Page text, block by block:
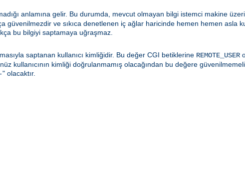
anlamına gelir. Bu durumda, mevcut olmayan bilgi istemci makine
ve sıkıca denetlenen iç ağlar haricinde hemen hemen asla
bu bilgiyi saptamaya uğraşmaz.
saptanan kullanıcı kimliğidir. Bu değer CGI betiklerine REMOTE_USER
kullanıcının kimliği doğrulanmamış olacağından bu değere
-" olacaktır.